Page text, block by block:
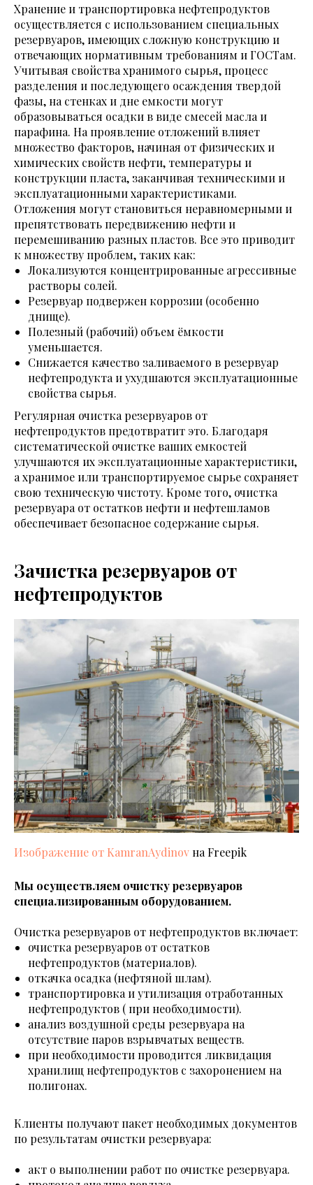
Хранение и транспортировка нефтепродуктов
осуществляется с использованием специальных
резервуаров, имеющих сложную конструкцию и
отвечающих нормативным требованиям и ГОСТам.
Учитывая свойства хранимого сырья, процесс
разделения и последующего осаждения твердой
фазы, на стенках и дне емкости могут
образовываться осадки в виде смесей масла и
парафина. На проявление отложений влияет
множество факторов, начиная от физических и
химических свойств нефти, температуры и
конструкции пласта, заканчивая техническими и
эксплуатационными характеристиками.
Отложения могут становиться неравномерными и
препятствовать передвижению нефти и
перемешиванию разных пластов. Все это приводит
к множеству проблем, таких как:
Локализуются концентрированные агрессивные
растворы солей.
Резервуар подвержен коррозии (особенно
днище).
Полезный (рабочий) объем ёмкости
уменьшается.
Снижается качество заливаемого в резервуар
нефтепродукта и ухудшаются эксплуатационные
свойства сырья.
Регулярная очистка резервуаров от
нефтепродуктов предотвратит это. Благодаря
систематической очистке ваших емкостей
улучшаются их эксплуатационные характеристики,
а хранимое или транспортируемое сырье сохраняет
свою техническую чистоту. Кроме того, очистка
резервуара от остатков нефти и нефтешламов
обеспечивает безопасное содержание сырья.
Зачистка резервуаров от
нефтепродуктов
Изображение от KamranAydinov на Freepik
Мы осуществляем очистку резервуаров
специализированным оборудованием.
Очистка резервуаров от нефтепродуктов включает:
очистка резервуаров от остатков
нефтепродуктов (материалов).
откачка осадка (нефтяной шлам).
транспортировка и утилизация отработанных
нефтепродуктов ( при необходимости).
анализ воздушной среды резервуара на
отсутствие паров взрывчатых веществ.
при необходимости проводится ликвидация
хранилищ нефтепродуктов с захоронением на
полигонах.
Клиенты получают пакет необходимых документов
по результатам очистки резервуара:
акт о выполнении работ по очистке резервуара.